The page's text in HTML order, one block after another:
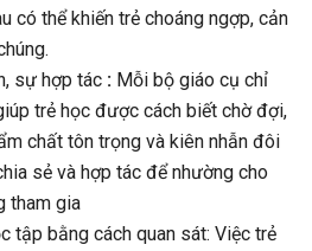
có thể khiến trẻ choáng ngợp, cản
sự hợp tác : Mỗi bộ giáo cụ chỉ
trẻ học được cách biết chờ đợi,
chất tôn trọng và kiên nhẫn đôi
sẻ và hợp tác để nhường cho
tham gia
tập bằng cách quan sát: Việc trẻ